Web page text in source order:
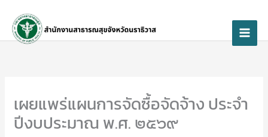
content
เผยแพร่แผนการจัดซื้อจัดจ้าง ประจำ
ปีงบประมาณ พ.ศ. ๒๕๖๙